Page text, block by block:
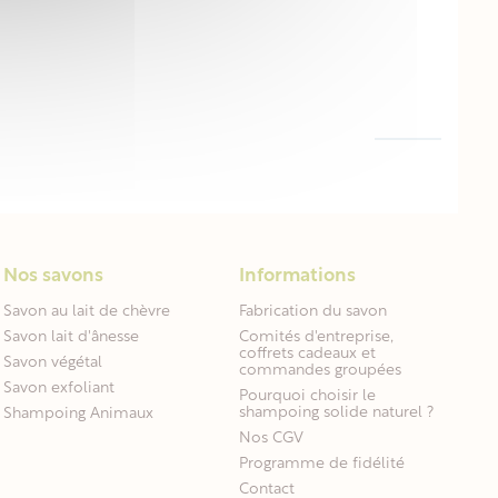
Nos savons
Savon au lait de chèvre
Savon lait d'ânesse
Savon végétal
Savon exfoliant
Shampoing Animaux
Informations
Fabrication du savon
Comités d'entreprise,
coffrets cadeaux et
commandes groupées
Pourquoi choisir le
shampoing solide naturel ?
Nos CGV
Programme de fidélité
Contact